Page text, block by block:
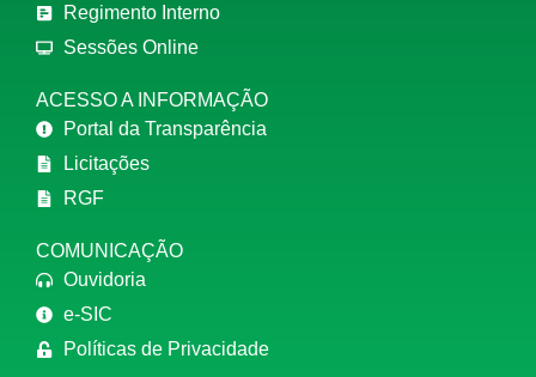
Regimento Interno
Sessões Online
ACESSO A INFORMAÇÃO
Portal da Transparência
Licitações
RGF
COMUNICAÇÃO
Ouvidoria
e-SIC
Políticas de Privacidade